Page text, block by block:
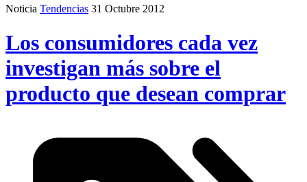
Noticia Tendencias 31 Octubre 2012
Los consumidores cada vez
investigan más sobre el
producto que desean comprar